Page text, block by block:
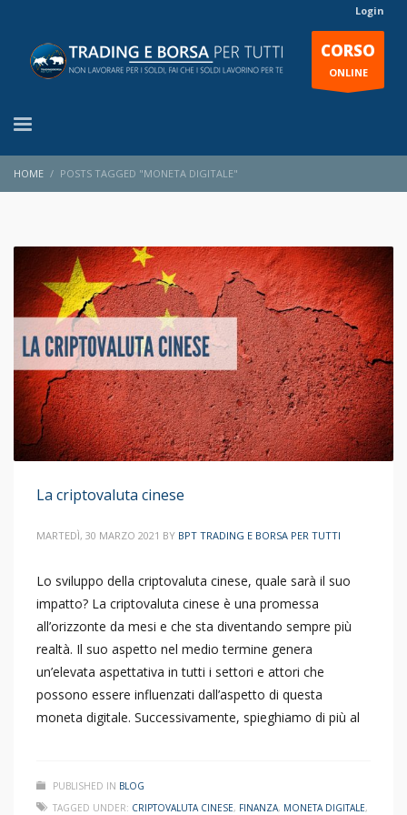
Login
CORSO
ONLINE
HOME POSTS TAGGED "MONETA DIGITALE"
La criptovaluta cinese
MARTEDÌ, 30 MARZO 2021 BY BPT TRADING E BORSA PER TUTTI
Lo sviluppo della criptovaluta cinese, quale sarà il suo
impatto? La criptovaluta cinese è una promessa
all’orizzonte da mesi e che sta diventando sempre più
realtà. Il suo aspetto nel medio termine genera
un’elevata aspettativa in tutti i settori e attori che
possono essere influenzati dall’aspetto di questa
moneta digitale. Successivamente, spieghiamo di più al
PUBLISHED IN BLOG
TAGGED UNDER: CRIPTOVALUTA CINESE, FINANZA, MONETA DIGITALE,